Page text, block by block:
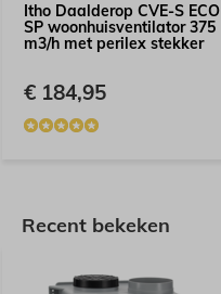
Itho Daalderop CVE-S ECO
SP woonhuisventilator 375
m3/h met perilex stekker
€ 184,95
Recent bekeken